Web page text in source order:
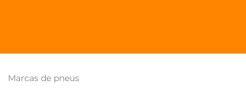
Marcas de pneus